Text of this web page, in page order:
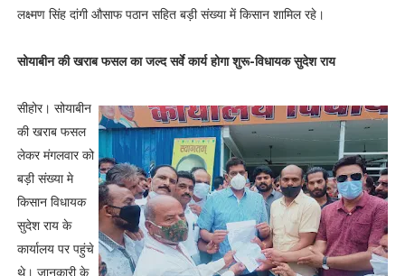
लक्ष्मण सिंह दांगी औसाफ पठान सहित बड़ी संख्या में किसान शामिल रहे।
सोयाबीन की खराब फसल का जल्द सर्वे कार्य होगा शुरू-विधायक सुदेश राय
सीहोर। सोयाबीन
की खराब फसल
लेकर मंगलवार को
बड़ी संख्या मे
किसान विधायक
सुदेश राय के
कार्यालय पर पहुंचे
थे। जानकारी के